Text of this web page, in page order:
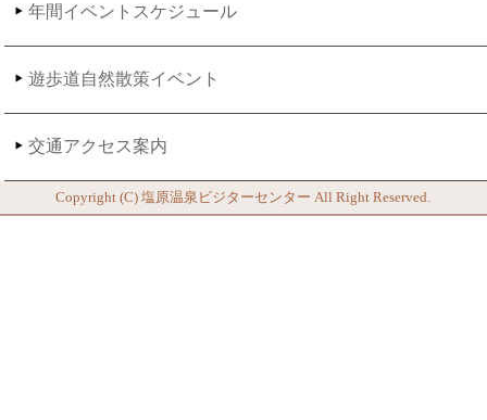
年間イベントスケジュール
遊歩道自然散策イベント
交通アクセス案内
Copyright (C)塩原温泉ビジターセンター All Right Reserved.